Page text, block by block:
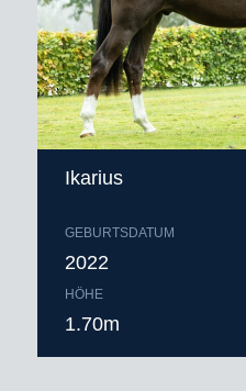
Ikarius
GEBURTSDATUM
2022
HÖHE
1.70m